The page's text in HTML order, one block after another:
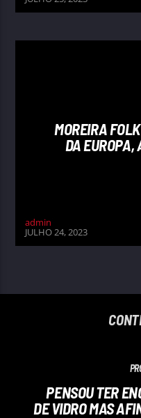
MOREIRA
DA EUROPA,
admin
JULHO 24, 2023
PENSOU TER
DE VIDRO MAS